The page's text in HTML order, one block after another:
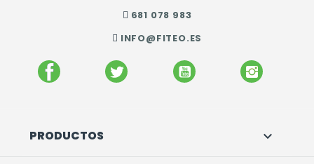
681 078 983
INFO@FITEO.ES
FACEBOOK TWITTER YOUTUBE
PRODUCTOS 